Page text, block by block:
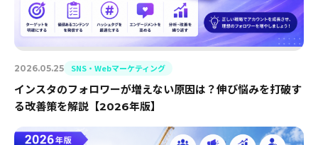
2026.05.25 SNS・Webマーケティング
インスタのフォロワーが増えない原因は？伸び悩みを打破す
る改善策を解説【2026年版】